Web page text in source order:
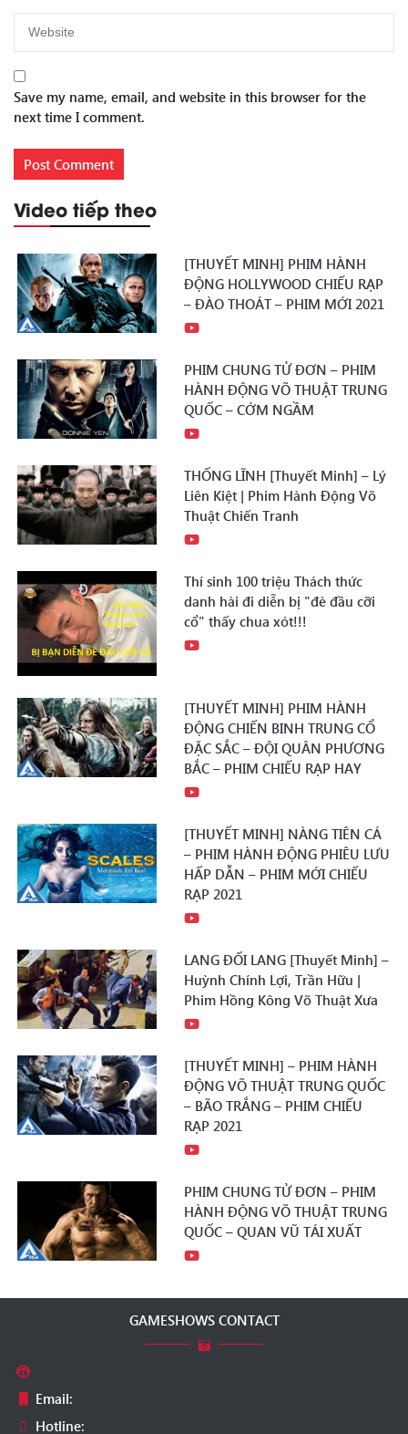
Save my name, email, and website in this browser for the
next time I comment.
Video tiếp theo
[THUYẾT MINH] PHIM HÀNH
ĐỘNG HOLLYWOOD CHIẾU RẠP
– ĐÀO THOÁT – PHIM MỚI 2021
PHIM CHUNG TỬ ĐƠN – PHIM
HÀNH ĐỘNG VÕ THUẬT TRUNG
QUỐC – CỚM NGẦM
THỐNG LĨNH [Thuyết Minh] – Lý
Liên Kiệt | Phim Hành Động Võ
Thuật Chiến Tranh
Thí sinh 100 triệu Thách thức
danh hài đi diễn bị "đè đầu cỡi
cổ" thấy chua xót!!!
[THUYẾT MINH] PHIM HÀNH
ĐỘNG CHIẾN BINH TRUNG CỔ
ĐẶC SẮC – ĐỘI QUÂN PHƯƠNG
BẮC – PHIM CHIẾU RẠP HAY
[THUYẾT MINH] NÀNG TIÊN CÁ
– PHIM HÀNH ĐỘNG PHIÊU LƯU
HẤP DẪN – PHIM MỚI CHIẾU
RẠP 2021
LANG ĐỐI LANG [Thuyết Minh] –
Huỳnh Chính Lợi, Trần Hữu |
Phim Hồng Kông Võ Thuật Xưa
[THUYẾT MINH] – PHIM HÀNH
ĐỘNG VÕ THUẬT TRUNG QUỐC
– BÃO TRẮNG – PHIM CHIẾU
RẠP 2021
PHIM CHUNG TỬ ĐƠN – PHIM
HÀNH ĐỘNG VÕ THUẬT TRUNG
QUỐC – QUAN VŨ TÁI XUẤT
GAMESHOWS CONTACT
Email:
Hotline: